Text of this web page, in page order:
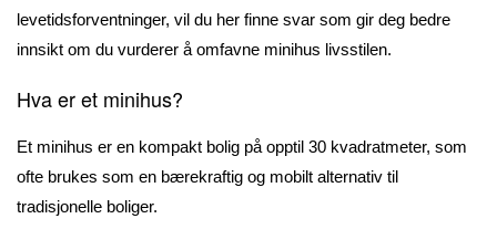
levetidsforventninger, vil du her finne svar som gir deg bedre
innsikt om du vurderer å omfavne minihus livsstilen.
Hva er et minihus?
Et minihus er en kompakt bolig på opptil 30 kvadratmeter, som
ofte brukes som en bærekraftig og mobilt alternativ til
tradisjonelle boliger.